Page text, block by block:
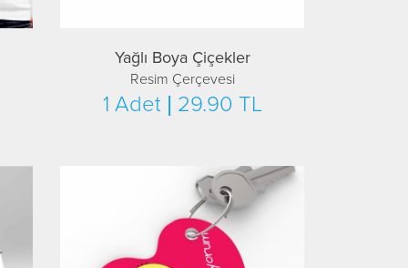
Yağlı Boya Çiçekler
Resim Çerçevesi
1 Adet | 29.90 TL